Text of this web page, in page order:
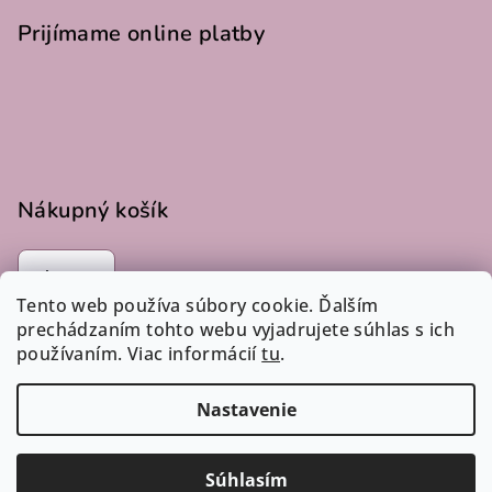
Tento web používa súbory cookie. Ďalším
prechádzaním tohto webu vyjadrujete súhlas s ich
používaním. Viac informáciítu.
Nastavenie
Súhlasím
Prijímame online platby
Nákupný košík
0ks /€0
Instagram
Copyright 2026LucLac. Všetky práva vyhradené.